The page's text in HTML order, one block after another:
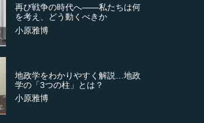
再び戦争の時代へ――私たちは何
を考え、どう動くべきか
小原雅博
地政学をわかりやすく解説…地政
学の「3つの柱」とは？
小原雅博